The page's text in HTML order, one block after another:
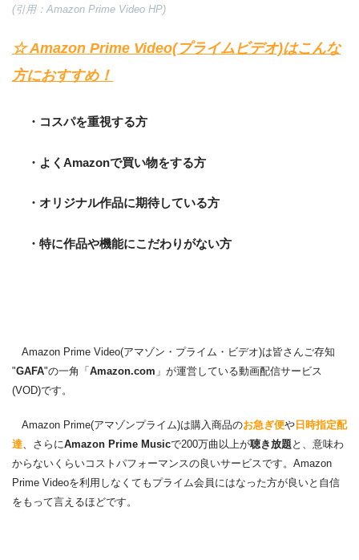
(引用：Amazon Prime Video HP)
☆ Amazon Prime Video(プライムビデオ)はこんな
方におすすめ！
・コスパを重視する方
・よくAmazonで買い物をする方
・オリジナル作品に期待している方
・特に作品や機能にこだわりがない方
Amazon Prime Video(アマゾン・プライム・ビデオ)は皆さんご存知
"GAFA"の一角「Amazon.com 」が運営している動画配信サービス
(VOD)です。
Amazon Prime(アマゾンプライム)は購入商品のお急ぎ便や 日時指定配
達 、さらにAmazon Prime Musicで200万曲以上が聴き放題 と、意味わ
からないくらいコストパフォーマンスの良いサービスです。Amazon
Prime Videoを利用しなくてもプライム会員にはなった方が良いと自信
をもって言えるほどです。